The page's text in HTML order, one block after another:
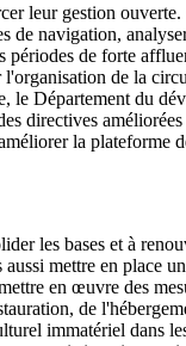
leur gestion
de navigation,
de forte
de la
le Département du
directives
la
les bases et à
mettre en
en œuvre des
de
immatériel dans